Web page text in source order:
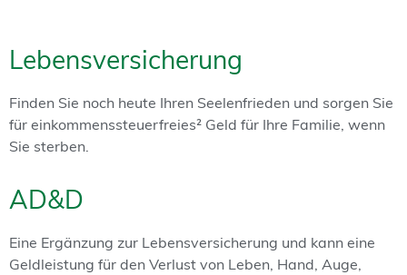
Lebensversicherung
Finden Sie noch heute Ihren Seelenfrieden und sorgen Sie
für einkommenssteuerfreies² Geld für Ihre Familie, wenn
Sie sterben.
AD&D
Eine Ergänzung zur Lebensversicherung und kann eine
Geldleistung für den Verlust von Leben, Hand, Auge,